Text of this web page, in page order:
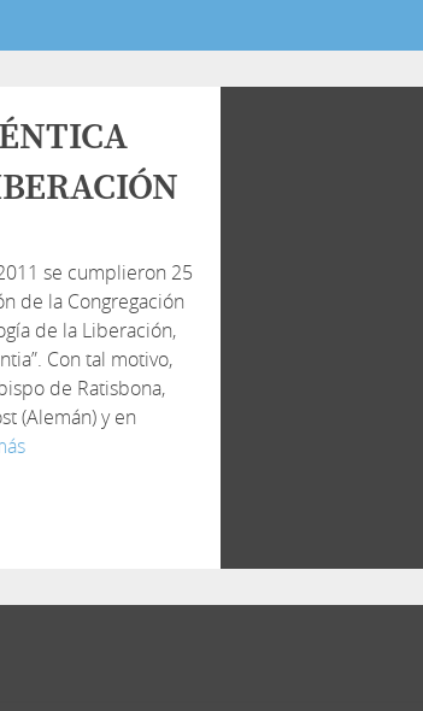
se cumplieron 25
de la Congregación
de la Liberación,
Con tal motivo,
de Ratisbona,
(Alemán) y en